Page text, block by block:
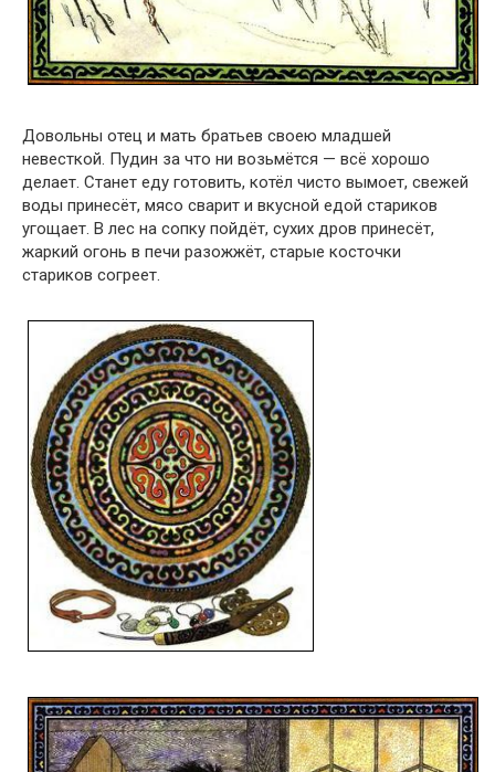
Довольны отец и мать братьев своею младшей
невесткой. Пудин за что ни возьмётся — всё хорошо
делает. Станет еду готовить, котёл чисто вымоет, свежей
воды принесёт, мясо сварит и вкусной едой стариков
угощает. В лес на сопку пойдёт, сухих дров принесёт,
жаркий огонь в печи разожжёт, старые косточки
стариков согреет.